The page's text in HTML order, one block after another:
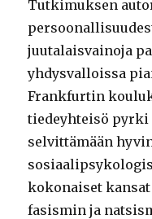
Tutkimuksen
juutalaisvainoja
yhdysvalloissa
Frankfurtin
tiedeyhteisö pyrki
selvittämään
kokonaiset
fasismin ja